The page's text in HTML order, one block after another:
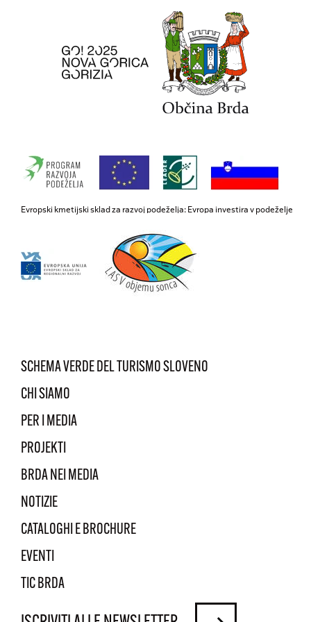
Evropski kmetijski sklad za razvoj podeželja: Evropa investira v podeželje
SCHEMA VERDE DEL TURISMO SLOVENO
CHI SIAMO
PER I MEDIA
PROJEKTI
BRDA NEI MEDIA
NOTIZIE
CATALOGHI E BROCHURE
EVENTI
TIC BRDA